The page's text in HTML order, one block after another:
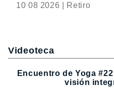
10 08 2026 | Retiro
Videoteca
Encuentro de Yoga
visión